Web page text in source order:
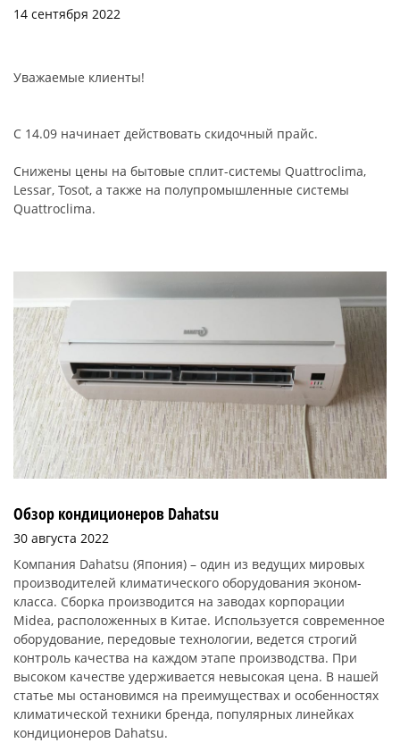
14 сентября 2022
Уважаемые клиенты!
С 14.09 начинает действовать скидочный прайс.
Снижены цены на бытовые сплит-системы Quattroclima,
Lessar, Tosot, а также на полупромышленные системы
Quattroclima.
Обзор кондиционеров Dahatsu
30 августа 2022
Компания Dahatsu (Япония) – один из ведущих мировых
производителей климатического оборудования эконом-
класса. Сборка производится на заводах корпорации
Midea, расположенных в Китае. Используется современное
оборудование, передовые технологии, ведется строгий
контроль качества на каждом этапе производства. При
высоком качестве удерживается невысокая цена. В нашей
статье мы остановимся на преимуществах и особенностях
климатической техники бренда, популярных линейках
кондиционеров Dahatsu.